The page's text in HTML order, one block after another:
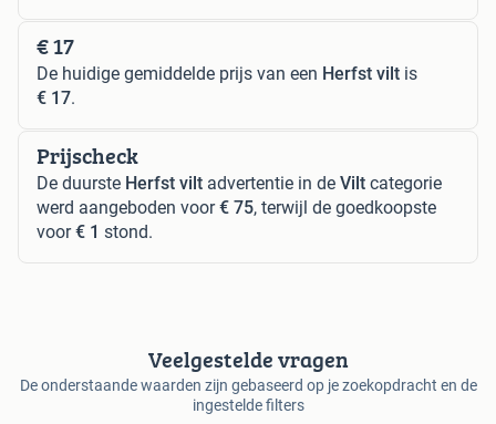
€ 17
De huidige gemiddelde prijs van een Herfst vilt is
€ 17.
Prijscheck
De duurste Herfst vilt advertentie in de Vilt categorie
werd aangeboden voor€ 75, terwijl de goedkoopste
voor€ 1 stond.
Veelgestelde vragen
De onderstaande waarden zijn gebaseerd op je zoekopdracht en de
ingestelde filters